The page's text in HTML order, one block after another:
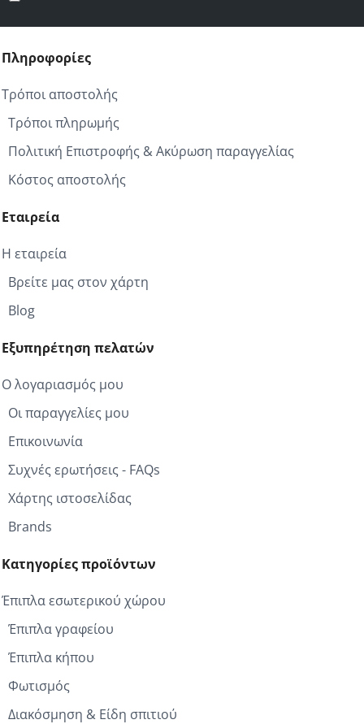
σας
Πληροφορίες
Τρόποι αποστολής
Τρόποι πληρωμής
Πολιτική Επιστροφής & Ακύρωση παραγγελίας
Κόστος αποστολής
Εταιρεία
Η εταιρεία
Βρείτε μας στον χάρτη
Blog
Εξυπηρέτηση πελατών
Ο λογαριασμός μου
Οι παραγγελίες μου
Επικοινωνία
Συχνές ερωτήσεις - FAQs
Χάρτης ιστοσελίδας
Brands
Κατηγορίες προϊόντων
Έπιπλα εσωτερικού χώρου
Έπιπλα γραφείου
Έπιπλα κήπου
Φωτισμός
Διακόσμηση & Είδη σπιτιού